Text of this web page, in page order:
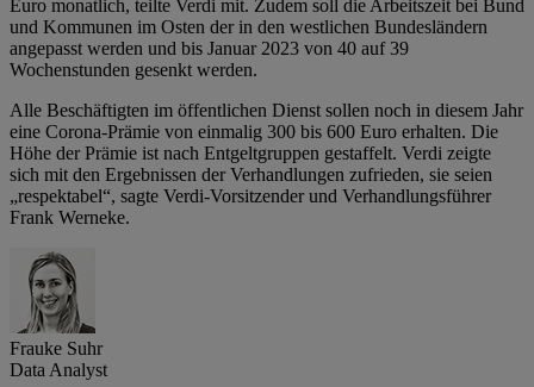
Euro monatlich, teilte Verdi mit. Zudem soll die Arbeitszeit bei Bund
und Kommunen im Osten der in den westlichen Bundesländern
angepasst werden und bis Januar 2023 von 40 auf 39
Wochenstunden gesenkt werden.
Alle Beschäftigten im öffentlichen Dienst sollen noch in diesem Jahr
eine Corona-Prämie von einmalig 300 bis 600 Euro erhalten. Die
Höhe der Prämie ist nach Entgeltgruppen gestaffelt. Verdi zeigte
sich mit den Ergebnissen der Verhandlungen zufrieden, sie seien
„respektabel“, sagte Verdi-Vorsitzender und Verhandlungsführer
Frank Werneke.
Frauke Suhr
Data Analyst